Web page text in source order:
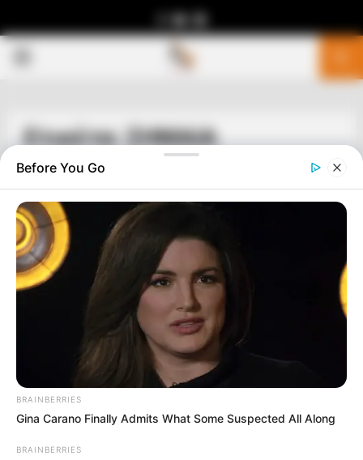
Ετικέτα: ΣΗΜΑΙΑ
Η ΣΥΝΤΕΧΝΙΑ ΤΟΥ ΠΙΠΕΡΙΟΥ ΚΑΙ ΠΩΣ
ΜΑΣ ΚΑΤΕΚΤΗΣΑΝ ΚΑΙ ΜΑΣ
ΜΕΤΕΤΡΕΨΑΝ ΣΕ ΑΠΟΙΚΙΑ ΤΟΥΣ.
Η ΙΣΤΟΡΙΑ ΜΑΣ ΘΑ ΞΑΝΑΒΓΕΙ, ΕΙΤΕ ΤΟ ΘΕΛΟΥΝ ΚΑΠΟΙΟΙ ΕΙΤΕ
ΟΧΙ…..ΠΑΜΕ ΝΑ ΔΟΥΜΕ ΠΟΙΑ ΕΙΝΑΙ Η ΣΥΝΤΕΧΝΙΑ ΤΟΥ
ΠΙΠΕΡΙΟΥ ΚΑΙ ΠΩΣ ΜΑΣ ΚΑΤΕΚΤΗΣΑΝ ΚΑΙ ΜΑΣ...
ΚΟΙΝΩΝΙΚΑ ΔΙΚΤΥΑ
FACEBOOK
Before You Go
BRAINBERRIES
Gina Carano Finally Admits What Some Suspected All Along
BRAINBERRIES